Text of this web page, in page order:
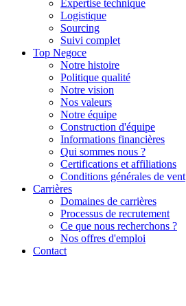
Expertise technique
Logistique
Sourcing
Suivi complet
Top Negoce
Notre histoire
Politique qualité
Notre vision
Nos valeurs
Notre équipe
Construction d'équipe
Informations financières
Qui sommes nous ?
Certifications et affiliations
Conditions générales de vent
Carrières
Domaines de carrières
Processus de recrutement
Ce que nous recherchons ?
Nos offres d'emploi
Contact